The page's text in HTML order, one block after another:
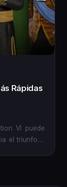
Rápidas
VI puede
el triunfo si